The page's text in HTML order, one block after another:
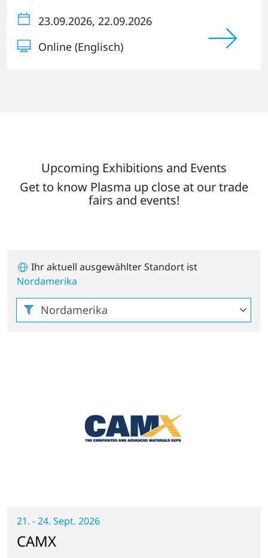
23.09.2026 , 22.09.2026
Online (Englisch)
Upcoming Exhibitions and Events
Get to know Plasma up close at our trade
fairs and events!
Ihr aktuell ausgewählter Standort ist
Nordamerika
21. - 24. Sept. 2026
CAMX